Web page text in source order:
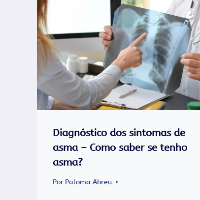
Diagnóstico dos sintomas de
asma – Como saber se tenho
asma?
Por Paloma Abreu